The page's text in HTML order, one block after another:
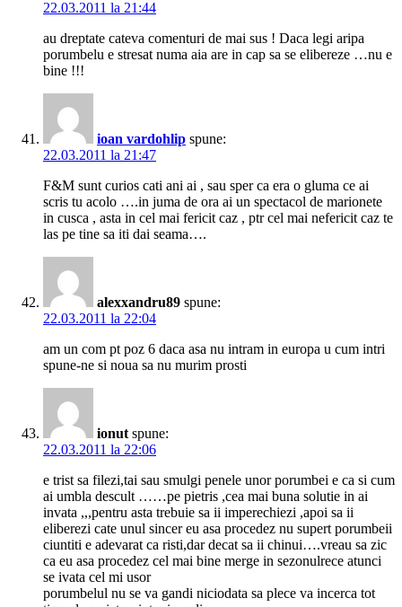
22.03.2011 la 21:44
au dreptate cateva comenturi de mai sus ! Daca legi aripa
porumbelu e stresat numa aia are in cap sa se elibereze …nu e
bine !!!
ioan vardohlip spune:
22.03.2011 la 21:47
F&M sunt curios cati ani ai , sau sper ca era o gluma ce ai
scris tu acolo ….in juma de ora ai un spectacol de marionete
in cusca , asta in cel mai fericit caz , ptr cel mai nefericit caz te
las pe tine sa iti dai seama….
alexxandru89 spune:
22.03.2011 la 22:04
am un com pt poz 6 daca asa nu intram in europa u cum intri
spune-ne si noua sa nu murim prosti
ionut spune:
22.03.2011 la 22:06
e trist sa filezi,tai sau smulgi penele unor porumbei e ca si cum
ai umbla descult ……pe pietris ,cea mai buna solutie in ai
invata ,,,pentru asta trebuie sa ii imperechiezi ,apoi sa ii
eliberezi cate unul sincer eu asa procedez nu supert porumbeii
ciuntiti e adevarat ca risti,dar decat sa ii chinui….vreau sa zic
ca eu asa procedez cel mai bine merge in sezonulrece atunci
se ivata cel mi usor
porumbelul nu se va gandi niciodata sa plece va incerca tot